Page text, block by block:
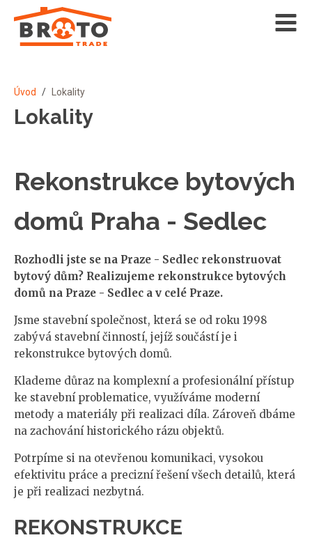
Úvod / Lokality
Lokality
Rekonstrukce bytových
domů Praha - Sedlec
Rozhodli jste se na Praze - Sedlec rekonstruovat
bytový dům? Realizujeme rekonstrukce bytových
domů na Praze - Sedlec a v celé Praze.
Jsme stavební společnost, která se od roku 1998
zabývá stavební činností, jejíž součástí je i
rekonstrukce bytových domů.
Klademe důraz na komplexní a profesionální přístup
ke stavební problematice, využíváme moderní
metody a materiály při realizaci díla. Zároveň dbáme
na zachování historického rázu objektů.
Potrpíme si na otevřenou komunikaci, vysokou
efektivitu práce a precizní řešení všech detailů, která
je při realizaci nezbytná.
REKONSTRUKCE